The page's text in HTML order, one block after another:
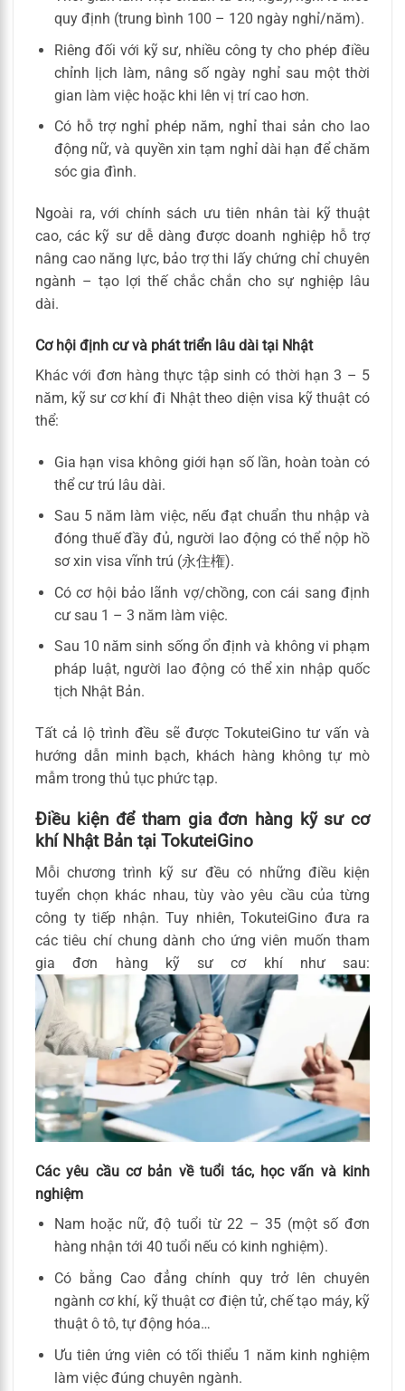
quy định (trung bình 100 – 120 ngày nghỉ/năm).
Riêng đối với kỹ sư, nhiều công ty cho phép điều
chỉnh lịch làm, nâng số ngày nghỉ sau một thời
gian làm việc hoặc khi lên vị trí cao hơn.
Có hỗ trợ nghỉ phép năm, nghỉ thai sản cho lao
động nữ, và quyền xin tạm nghỉ dài hạn để chăm
sóc gia đình.
Ngoài ra, với chính sách ưu tiên nhân tài kỹ thuật
cao, các kỹ sư dễ dàng được doanh nghiệp hỗ trợ
nâng cao năng lực, bảo trợ thi lấy chứng chỉ chuyên
ngành – tạo lợi thế chắc chắn cho sự nghiệp lâu
dài.
Cơ hội định cư và phát triển lâu dài tại Nhật
Khác với đơn hàng thực tập sinh có thời hạn 3 – 5
năm, kỹ sư cơ khí đi Nhật theo diện visa kỹ thuật có
thể:
Gia hạn visa không giới hạn số lần, hoàn toàn có
thể cư trú lâu dài.
Sau 5 năm làm việc, nếu đạt chuẩn thu nhập và
đóng thuế đầy đủ, người lao động có thể nộp hồ
sơ xin visa vĩnh trú (永住権).
Có cơ hội bảo lãnh vợ/chồng, con cái sang định
cư sau 1 – 3 năm làm việc.
Sau 10 năm sinh sống ổn định và không vi phạm
pháp luật, người lao động có thể xin nhập quốc
tịch Nhật Bản.
Tất cả lộ trình đều sẽ được TokuteiGino tư vấn và
hướng dẫn minh bạch, khách hàng không tự mò
mẫm trong thủ tục phức tạp.
Điều kiện để tham gia đơn hàng kỹ sư cơ
khí Nhật Bản tại TokuteiGino
Mỗi chương trình kỹ sư đều có những điều kiện
tuyển chọn khác nhau, tùy vào yêu cầu của từng
công ty tiếp nhận. Tuy nhiên, TokuteiGino đưa ra
các tiêu chí chung dành cho ứng viên muốn tham
gia đơn hàng kỹ sư cơ khí như sau:
Các yêu cầu cơ bản về tuổi tác, học vấn và kinh
nghiệm
Nam hoặc nữ, độ tuổi từ 22 – 35 (một số đơn
hàng nhận tới 40 tuổi nếu có kinh nghiệm).
Có bằng Cao đẳng chính quy trở lên chuyên
ngành cơ khí, kỹ thuật cơ điện tử, chế tạo máy, kỹ
thuật ô tô, tự động hóa…
Ưu tiên ứng viên có tối thiểu 1 năm kinh nghiệm
làm việc đúng chuyên ngành.